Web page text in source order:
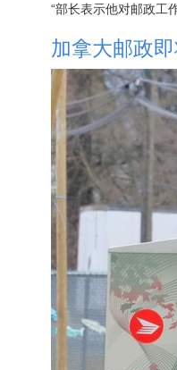
“部长表示他对邮政工
加拿大邮政